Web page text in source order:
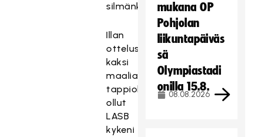
silmänkantamattomiin.
Illan
ottelussa
kaksi
maalia
tappiolla
ollut
LASB
kykeni
mukana OP
Pohjolan
liikuntapäiväs
sä
Olympiastadi
onilla 15.8.
08.08.2026